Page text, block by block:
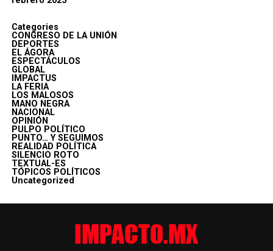
Categories
CONGRESO DE LA UNIÓN
DEPORTES
EL ÁGORA
ESPECTÁCULOS
GLOBAL
IMPACTUS
LA FERIA
LOS MALOSOS
MANO NEGRA
NACIONAL
OPINIÓN
PULPO POLÍTICO
PUNTO… Y SEGUIMOS
REALIDAD POLÍTICA
SILENCIO ROTO
TEXTUAL-ES
TÓPICOS POLÍTICOS
Uncategorized